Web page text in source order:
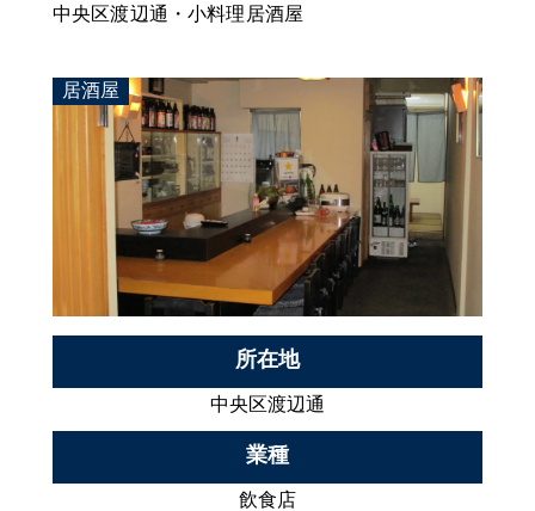
中央区渡辺通・小料理居酒屋
居酒屋
所在地
中央区渡辺通
業種
飲食店